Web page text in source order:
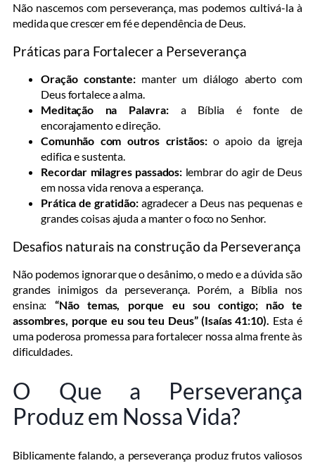
Não nascemos com perseverança, mas podemos cultivá-la à
medida que crescer em fé e dependência de Deus.
Práticas para Fortalecer a Perseverança
Oração constante:manter um diálogo aberto com
Deus fortalece a alma.
Meditação na Palavra: a Bíblia é fonte de
encorajamento e direção.
Comunhão com outros cristãos:o apoio da igreja
edifica e sustenta.
Recordar milagres passados: lembrar do agir de Deus
em nossa vida renova a esperança.
Prática de gratidão:agradecer a Deus nas pequenas e
grandes coisas ajuda a manter o foco no Senhor.
Desafios naturais na construção da Perseverança
Não podemos ignorar que o desânimo, o medo e a dúvida são
grandes inimigos da perseverança. Porém, a Bíblia nos
ensina: “Não temas, porque eu sou contigo; não te
assombres, porque eu sou teu Deus” (Isaías 41:10). Esta é
uma poderosa promessa para fortalecer nossa alma frente às
dificuldades.
O Que a Perseverança
Produz em Nossa Vida?
Biblicamente falando, a perseverança produz frutos valiosos